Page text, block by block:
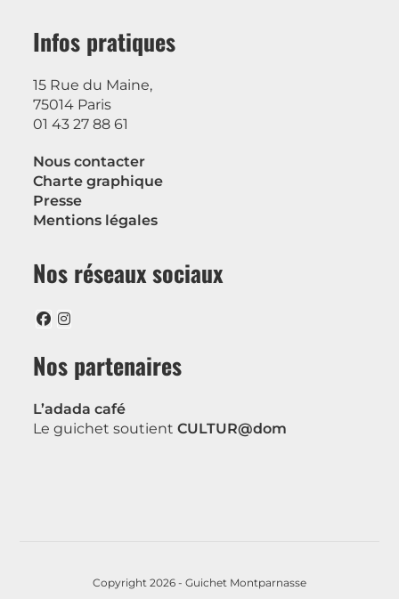
Infos pratiques
15 Rue du Maine,
75014 Paris
01 43 27 88 61
Nous contacter
Charte graphique
Presse
Mentions légales
Nos réseaux sociaux
Nos partenaires
L’adada café
Le guichet soutientCULTUR@dom
Copyright 2026 - Guichet Montparnasse